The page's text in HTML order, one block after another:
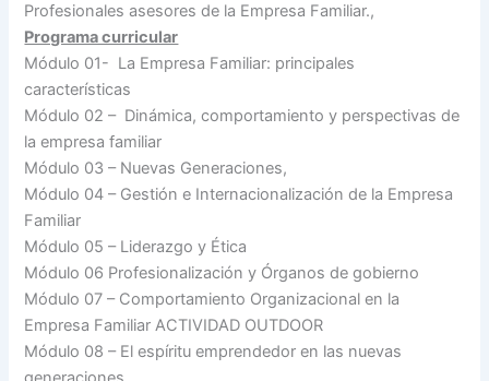
Profesionales asesores de la Empresa Familiar.,
Programa curricular
Módulo 01- La Empresa Familiar: principales
características
Módulo 02 – Dinámica, comportamiento y perspectivas de
la empresa familiar
Módulo 03 – Nuevas Generaciones,
Módulo 04 – Gestión e Internacionalización de la Empresa
Familiar
Módulo 05 – Liderazgo y Ética
Módulo 06 Profesionalización y Órganos de gobierno
Módulo 07 – Comportamiento Organizacional en la
Empresa Familiar ACTIVIDAD OUTDOOR
Módulo 08 – El espíritu emprendedor en las nuevas